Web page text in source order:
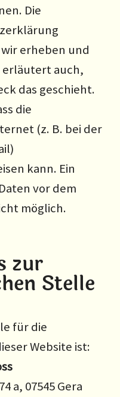
Die
erheben und
erläutert auch,
das geschieht.
die
(z. B. bei der
kann. Ein
vor dem
möglich.
zur
Stelle
für die
Website ist:
a, 07545 Gera